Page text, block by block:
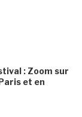
: Zoom sur
et en